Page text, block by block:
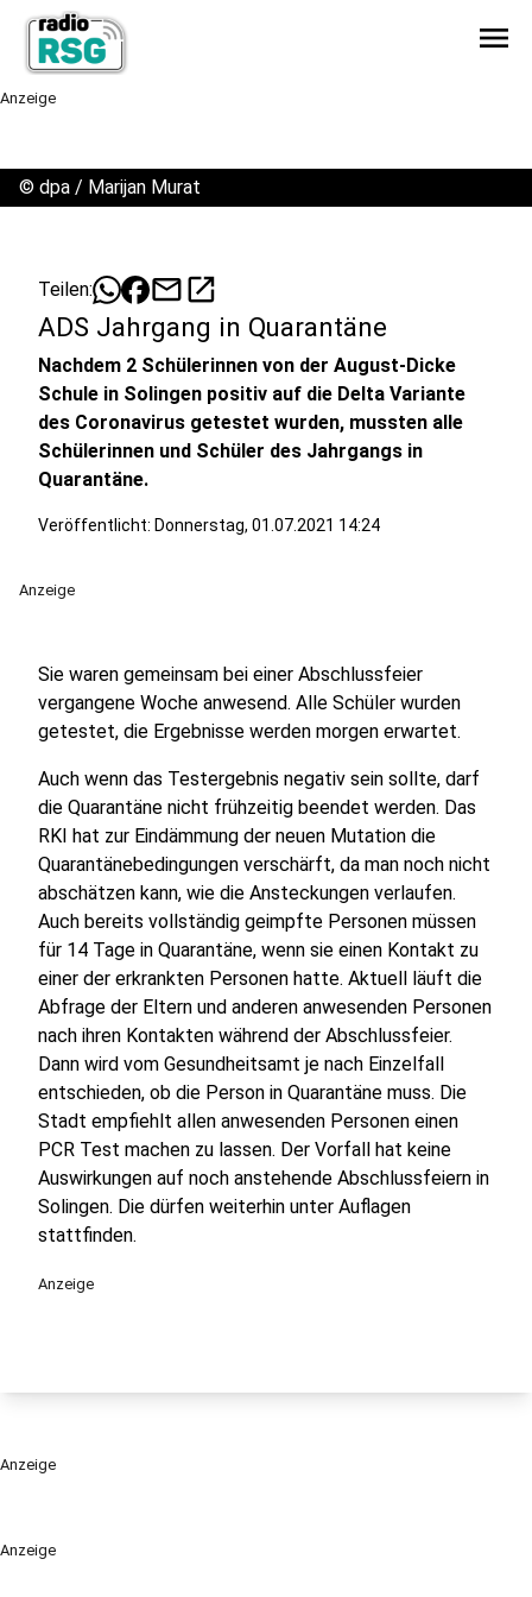
menu
Anzeige
Anzeige
© dpa / Marijan Murat
Teilen: mailopen_in_new
ADS Jahrgang in Quarantäne
Nachdem 2 Schülerinnen von der August-Dicke
Schule in Solingen positiv auf die Delta Variante
des Coronavirus getestet wurden, mussten alle
Schülerinnen und Schüler des Jahrgangs in
Quarantäne.
Veröffentlicht: Donnerstag, 01.07.2021 14:24
Anzeige
Sie waren gemeinsam bei einer Abschlussfeier
vergangene Woche anwesend. Alle Schüler wurden
getestet, die Ergebnisse werden morgen erwartet.
Auch wenn das Testergebnis negativ sein sollte, darf
die Quarantäne nicht frühzeitig beendet werden. Das
RKI hat zur Eindämmung der neuen Mutation die
Quarantänebedingungen verschärft, da man noch nicht
abschätzen kann, wie die Ansteckungen verlaufen.
Auch bereits vollständig geimpfte Personen müssen
für 14 Tage in Quarantäne, wenn sie einen Kontakt zu
einer der erkrankten Personen hatte. Aktuell läuft die
Abfrage der Eltern und anderen anwesenden Personen
nach ihren Kontakten während der Abschlussfeier.
Dann wird vom Gesundheitsamt je nach Einzelfall
entschieden, ob die Person in Quarantäne muss. Die
Stadt empfiehlt allen anwesenden Personen einen
PCR Test machen zu lassen. Der Vorfall hat keine
Auswirkungen auf noch anstehende Abschlussfeiern in
Solingen. Die dürfen weiterhin unter Auflagen
stattfinden.
Anzeige
Anzeige